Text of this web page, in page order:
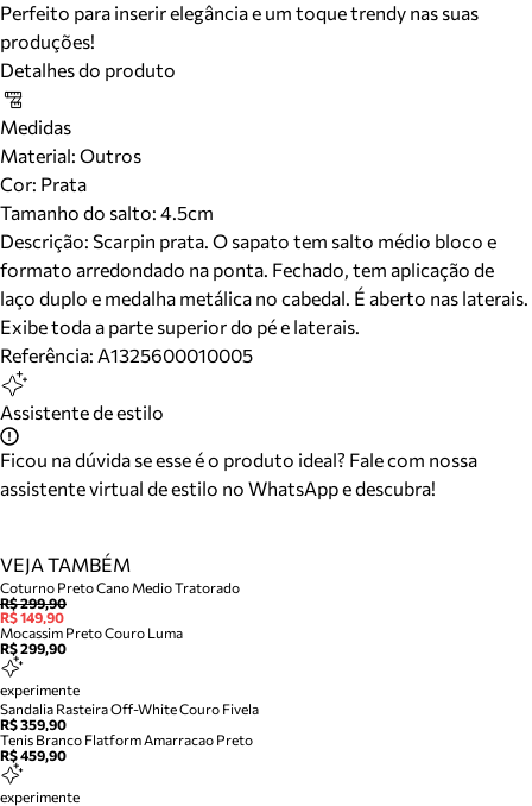
Perfeito para inserir elegância e um toque trendy nas suas
produções!
Detalhes do produto
Medidas
Material: Outros
Cor: Prata
Tamanho do salto: 4.5cm
Descrição: Scarpin prata. O sapato tem salto médio bloco e
formato arredondado na ponta. Fechado, tem aplicação de
laço duplo e medalha metálica no cabedal. É aberto nas laterais.
Exibe toda a parte superior do pé e laterais.
Referência: A1325600010005
Assistente de estilo
Ficou na dúvida se esse é o produto ideal? Fale com nossa
assistente virtual de estilo no WhatsApp e descubra!
VEJA TAMBÉM
Coturno Preto Cano Medio Tratorado
R$ 299,90
R$ 149,90
Mocassim Preto Couro Luma
R$ 299,90
experimente
Sandalia Rasteira Off-White Couro Fivela
R$ 359,90
Tenis Branco Flatform Amarracao Preto
R$ 459,90
experimente